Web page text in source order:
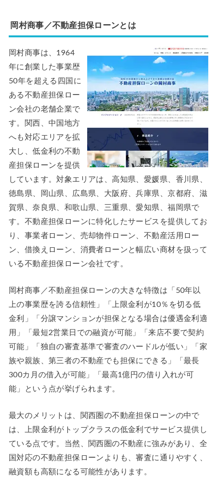
岡村商事／不動産担保ローンとは
岡村商事は、1964
年に創業した事業歴
50年を超える四国に
ある不動産担保ロー
ン会社の老舗企業で
す。関西、中国地方
へも対応エリアを拡
大し、低金利の不動
産担保ローンを提供
しています。対象エリアは、高知県、愛媛県、香川県、
徳島県、岡山県、広島県、大阪府、兵庫県、京都府、滋
賀県、奈良県、和歌山県、三重県、愛知県、福岡県で
す。不動産担保ローンに特化したサービスを提供してお
り、事業者ローン、売却物件ローン、不動産活用ロー
ン、借換えローン、消費者ローンと幅広い商材を扱って
いる不動産担保ローン会社です。
岡村商事／不動産担保ローンの大きな特徴は「50年以
上の事業歴を誇る信頼性」「上限金利が10％を切る低
金利」「分譲マンションが担保となる場合は優遇金利適
用」「最短2営業日での融資が可能」「来店不要で契約
可能」「独自の審査基準で審査のハードルが低い」「家
族や親族、第三者の不動産でも担保にできる」「最長
300カ月の借入が可能」「最高1億円の借り入れが可
能」という点が挙げられます。
最大のメリットは、関西圏の不動産担保ローンの中で
は、上限金利がトップクラスの低金利でサービス提供し
ている点です。当然、関西圏の不動産に強みがあり、全
国対応の不動産担保ローンよりも、審査に通りやすく、
融資額も高額になる可能性があります。